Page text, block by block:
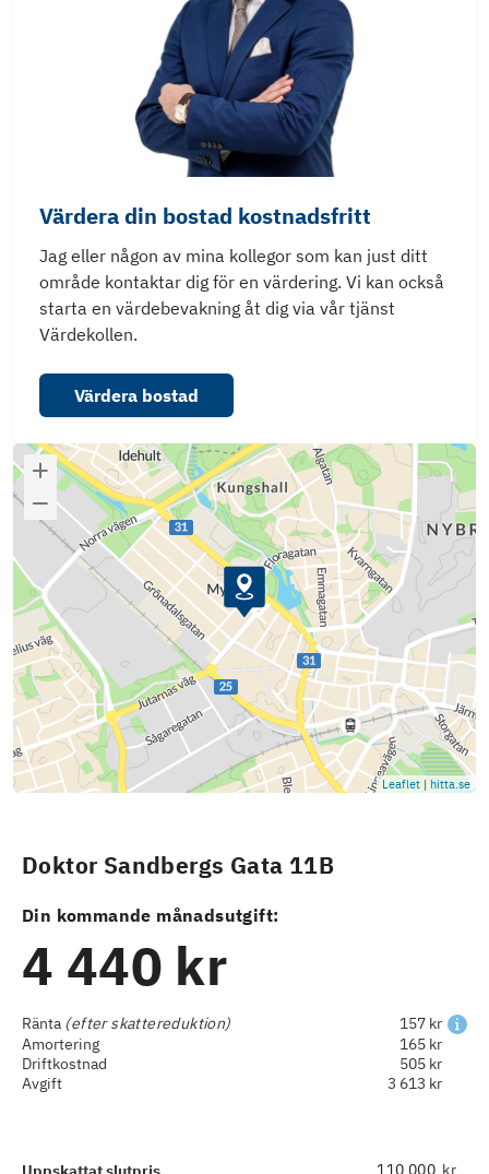
Värdera din bostad kostnadsfritt
Jag eller någon av mina kollegor som kan just ditt
område kontaktar dig för en värdering. Vi kan också
starta en värdebevakning åt dig via vår tjänst
Värdekollen.
Värdera bostad
Leaflet | hitta.se
Doktor Sandbergs Gata 11B
Din kommande månadsutgift:
4 440 kr
Ränta (efter skattereduktion)
157 kr
Amortering
165 kr
Driftkostnad
505 kr
Avgift
3 613 kr